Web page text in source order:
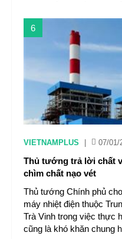
6
VIETNAMPLUS 07/01/
Thủ tướng trả lời chất
chìm chất nạo vét
Thủ tướng Chính phủ
máy nhiệt điện thuộc
Trà Vinh trong việc thực
cũng là khó khăn chung